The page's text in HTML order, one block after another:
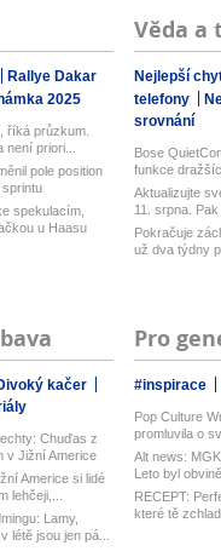
Rallye Dakar
2025
říká průzkum.
priori...
pole position
spekulacím,
u Haasu
Věda a
Nejlepší
telefony
srovnání
Bose
funkce
Aktualizujte
11. srpna. Pak
Pokračuje
už dva týdny
kačer
Chuďas z
v Jižní Americe
Americe si lidé
lehčeji,...
Lamy,
létě jsou jen pá...
Pro
#inspirace
Pop Culture
promluvila o
ž...
Alt news:
Leto byl
RECEPT:
které tě